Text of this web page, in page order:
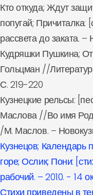
Кто откуда; Ждут
попугай;
рассвета до заката.
Кудряшки Пушкина;
Гольцман //
С. 219-220
Кузнецкие рельсы:
Маслова //Во имя
/М. Маслов. –
Кузнецов;
горе; Ослик; Пони:
рабочий. – 2010. - 14
Стихи приведены в